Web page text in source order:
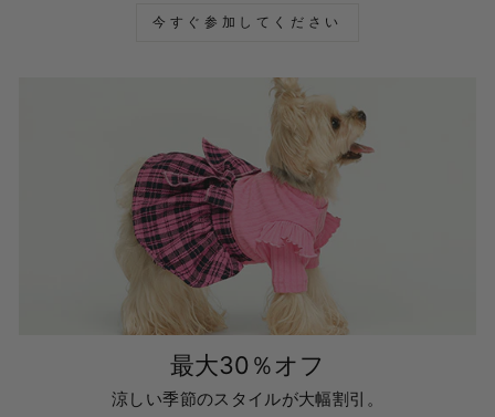
今すぐ参加してください
最大30％オフ
涼しい季節のスタイルが大幅割引。